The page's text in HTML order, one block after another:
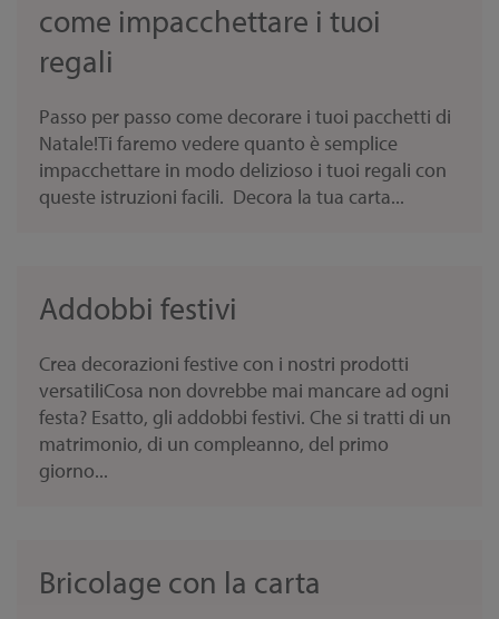
come impacchettare i tuoi
regali
Passo per passo come decorare i tuoi pacchetti di
Natale!Ti faremo vedere quanto è semplice
impacchettare in modo delizioso i tuoi regali con
queste istruzioni facili. Decora la tua carta...
Addobbi festivi
Crea decorazioni festive con i nostri prodotti
versatiliCosa non dovrebbe mai mancare ad ogni
festa? Esatto, gli addobbi festivi. Che si tratti di un
matrimonio, di un compleanno, del primo
giorno...
Bricolage con la carta